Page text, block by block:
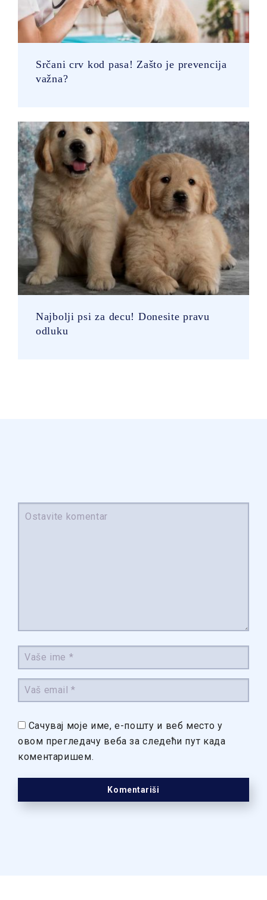
Srčani crv kod pasa! Zašto je prevencija
važna?
Najbolji psi za decu! Donesite pravu
odluku
Сачувај моје име, е-пошту и веб место у
овом прегледачу веба за следећи пут када
коментаришем.